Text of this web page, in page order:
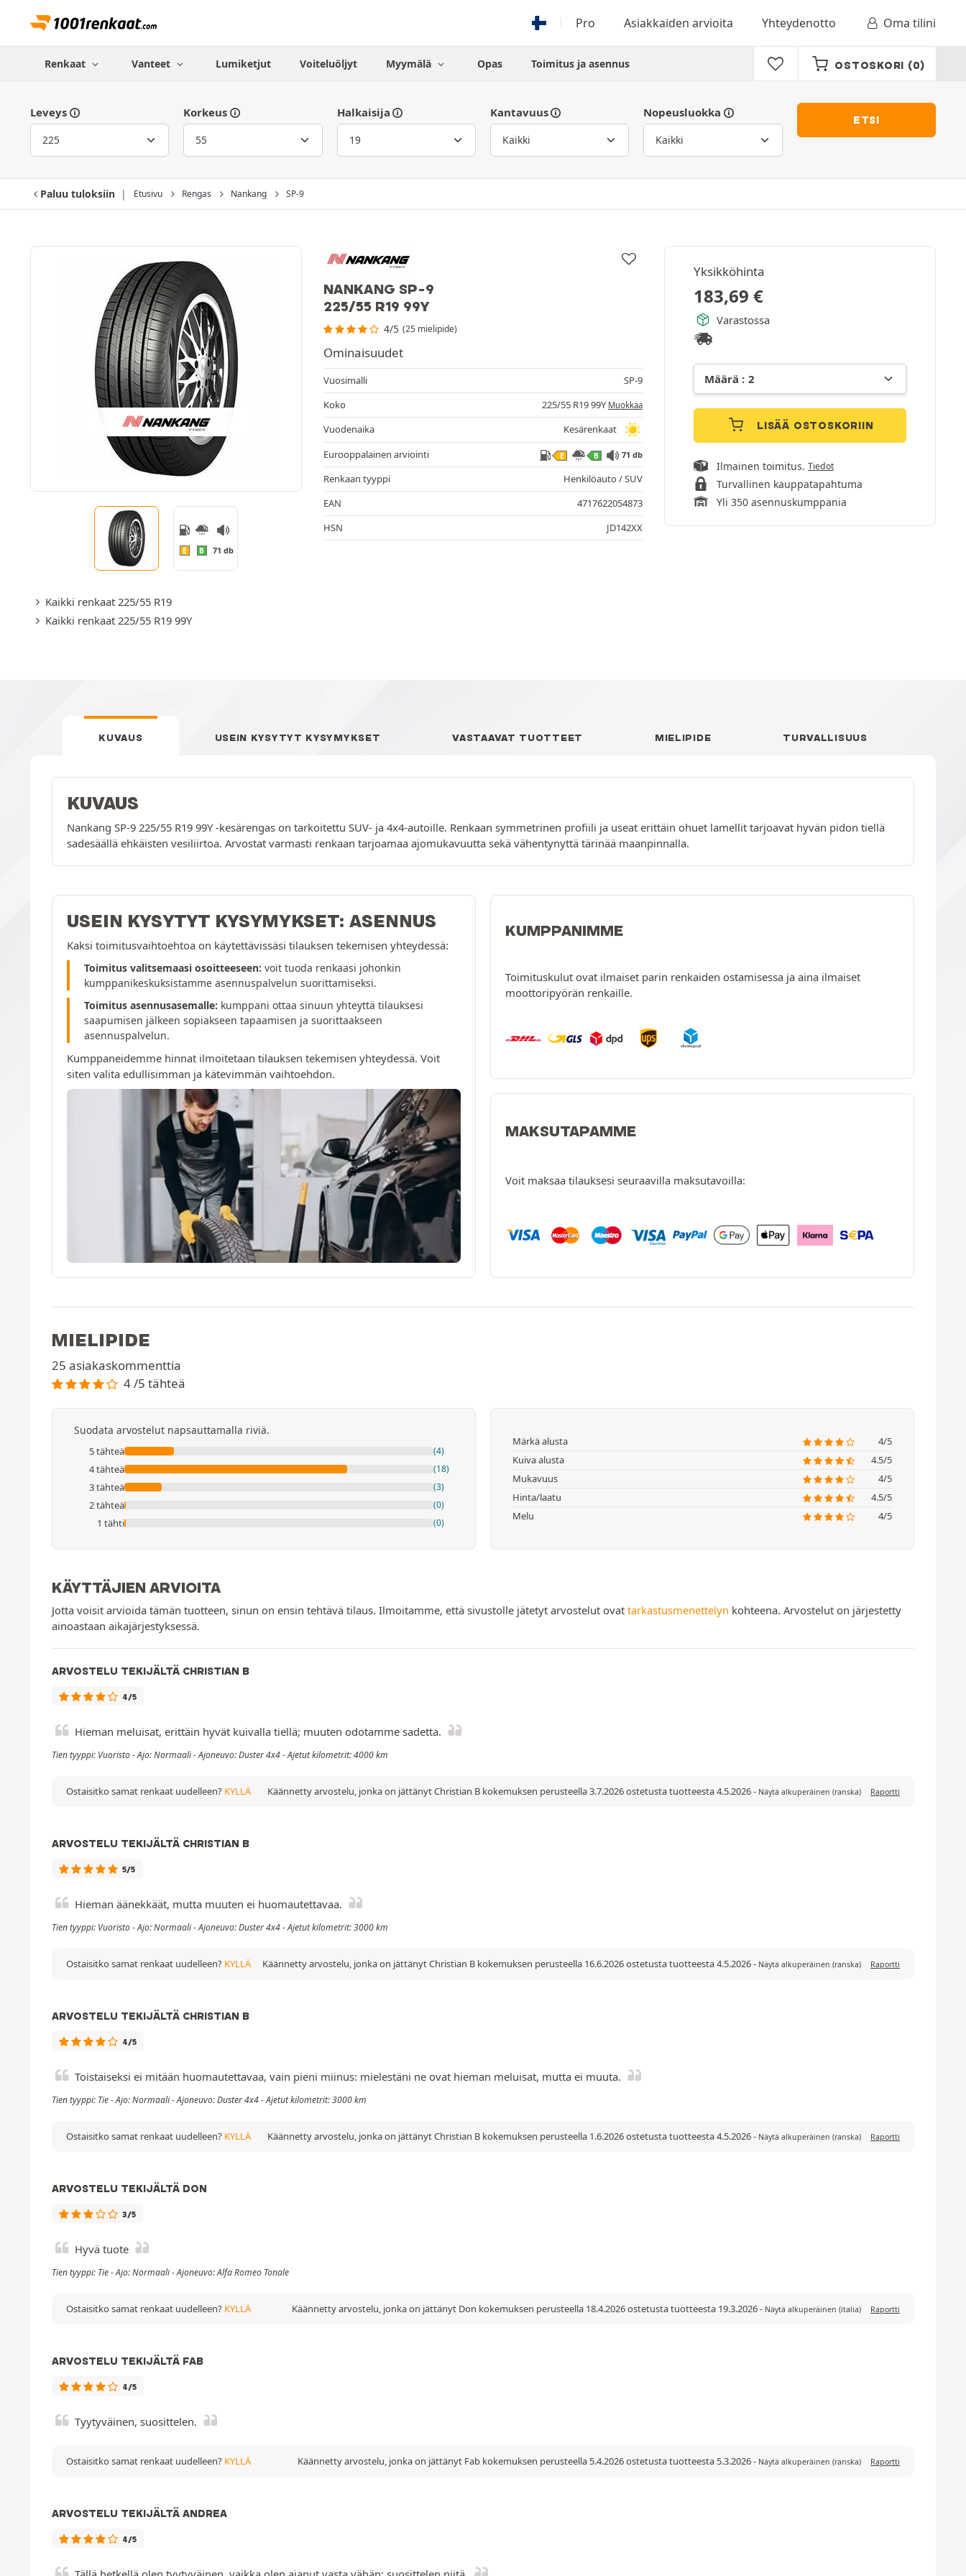
Pro Asiakkaiden arvioita Yhteydenotto Oma tilini
Renkaat Vanteet Lumiketjut Voiteluöljyt Myymälä Opas Toimitus ja asennus OSTOSKORI (0)
Leveys Korkeus Halkaisija Kantavuus Nopeusluokka
ETSI
Paluu tuloksiin Etusivu Rengas Nankang SP-9
NANKANG SP-9
225/55 R19 99Y
4/5 (25 mielipide)
E B 71 db
Kaikki renkaat 225/55 R19
Kaikki renkaat 225/55 R19 99Y
Yksikköhinta
183,69 €
Varastossa
LISÄÄ OSTOSKORIIN
Ilmainen toimitus. Tiedot
Turvallinen kauppatapahtuma
Yli 350 asennuskumppania
Ominaisuudet
Vuosimalli
SP-9
Koko
225/55 R19 99Y Muokkaa
Vuodenaika
Kesärenkaat
Eurooppalainen arviointi
E B 71 db
Renkaan tyyppi
Henkilöauto / SUV
EAN
4717622054873
HSN
JD142XX
KUVAUS USEIN KYSYTYT KYSYMYKSET VASTAAVAT TUOTTEET MIELIPIDE TURVALLISUUS
KUVAUS
Nankang SP-9 225/55 R19 99Y -kesärengas on tarkoitettu SUV- ja 4x4-autoille. Renkaan symmetrinen profiili ja useat erittäin ohuet lamellit tarjoavat hyvän pidon tiellä
sadesäällä ehkäisten vesiliirtoa. Arvostat varmasti renkaan tarjoamaa ajomukavuutta sekä vähentynyttä tärinää maanpinnalla.
USEIN KYSYTYT KYSYMYKSET: ASENNUS
Kaksi toimitusvaihtoehtoa on käytettävissäsi tilauksen tekemisen yhteydessä:
Toimitus valitsemaasi osoitteeseen: voit tuoda renkaasi johonkin
kumppanikeskuksistamme asennuspalvelun suorittamiseksi.
Toimitus asennusasemalle: kumppani ottaa sinuun yhteyttä tilauksesi
saapumisen jälkeen sopiakseen tapaamisen ja suorittaakseen
asennuspalvelun.
Kumppaneidemme hinnat ilmoitetaan tilauksen tekemisen yhteydessä. Voit
siten valita edullisimman ja kätevimmän vaihtoehdon.
KUMPPANIMME
Toimituskulut ovat ilmaiset parin renkaiden ostamisessa ja aina ilmaiset
moottoripyörän renkaille.
MAKSUTAPAMME
Voit maksaa tilauksesi seuraavilla maksutavoilla:
MIELIPIDE
25 asiakaskommenttia
4 /5 tähteä
Suodata arvostelut napsauttamalla riviä.
5 tähteä (4)
4 tähteä (18)
3 tähteä (3)
2 tähteä (0)
1 tähti (0)
Märkä alusta
4/5
Kuiva alusta
4.5/5
Mukavuus
4/5
Hinta/laatu
4.5/5
Melu
4/5
KÄYTTÄJIEN ARVIOITA
Jotta voisit arvioida tämän tuotteen, sinun on ensin tehtävä tilaus. Ilmoitamme, että sivustolle jätetyt arvostelut ovat tarkastusmenettelyn kohteena. Arvostelut on järjestetty
ainoastaan aikajärjestyksessä.
ARVOSTELU TEKIJÄLTÄ CHRISTIAN B
4/5
Hieman meluisat, erittäin hyvät kuivalla tiellä; muuten odotamme sadetta.
Tien tyyppi: Vuoristo - Ajo: Normaali - Ajoneuvo: Duster 4x4 - Ajetut kilometrit: 4000 km
Käännetty arvostelu, jonka on jättänyt Christian B kokemuksen perusteella 3.7.2026 ostetusta tuotteesta 4.5.2026- Näytä alkuperäinen (ranska) Raportti
Ostaisitko samat renkaat uudelleen? KYLLÄ
ARVOSTELU TEKIJÄLTÄ CHRISTIAN B
5/5
Hieman äänekkäät, mutta muuten ei huomautettavaa.
Tien tyyppi: Vuoristo - Ajo: Normaali - Ajoneuvo: Duster 4x4 - Ajetut kilometrit: 3000 km
Käännetty arvostelu, jonka on jättänyt Christian B kokemuksen perusteella 16.6.2026 ostetusta tuotteesta 4.5.2026- Näytä alkuperäinen (ranska) Raportti
Ostaisitko samat renkaat uudelleen? KYLLÄ
ARVOSTELU TEKIJÄLTÄ CHRISTIAN B
4/5
Toistaiseksi ei mitään huomautettavaa, vain pieni miinus: mielestäni ne ovat hieman meluisat, mutta ei muuta.
Tien tyyppi: Tie - Ajo: Normaali - Ajoneuvo: Duster 4x4 - Ajetut kilometrit: 3000 km
Käännetty arvostelu, jonka on jättänyt Christian B kokemuksen perusteella 1.6.2026 ostetusta tuotteesta 4.5.2026- Näytä alkuperäinen (ranska) Raportti
Ostaisitko samat renkaat uudelleen? KYLLÄ
ARVOSTELU TEKIJÄLTÄ DON
3/5
Hyvä tuote
Tien tyyppi: Tie - Ajo: Normaali - Ajoneuvo: Alfa Romeo Tonale
Käännetty arvostelu, jonka on jättänyt Don kokemuksen perusteella 18.4.2026 ostetusta tuotteesta 19.3.2026- Näytä alkuperäinen (italia) Raportti
Ostaisitko samat renkaat uudelleen? KYLLÄ
ARVOSTELU TEKIJÄLTÄ FAB
4/5
Tyytyväinen, suosittelen.
Käännetty arvostelu, jonka on jättänyt Fab kokemuksen perusteella 5.4.2026 ostetusta tuotteesta 5.3.2026- Näytä alkuperäinen (ranska) Raportti
Ostaisitko samat renkaat uudelleen? KYLLÄ
ARVOSTELU TEKIJÄLTÄ ANDREA
4/5